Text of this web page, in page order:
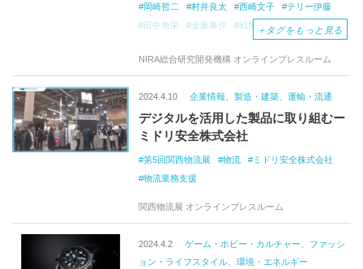
岡崎哲二
村井良太 西崎文子
テリー伊藤
田中角栄
金脈事件
戦後デモクラシー
狂乱物価
産業構造の転換 経済大国
日銀
ノーベル平和
非核三原則
日米安全保障条約
アメリカの「核の傘」
ラロック証言
ニクソン大統領
ニクソン大統領辞任
ペンタゴンペーパーズ
ウォーターゲー
ト事件
デタント
ドルショック
＋ タグをもっと見る
NIRA総合研究開発機構 オンラインプレスルーム
2024.4.10 企業情報、製造・建築、運輸・流通
デジタルを活用した製品に取り組むー
ミドリ安全株式会社
第5回関西物流展 物流
ミドリ安全株式会社
物流業務支援
関西物流展 オンラインプレスルーム
2024.4.2
ゲーム・ホビー・カルチャー、ファッシ
ョン・ライフスタイル、環境・エネルギー